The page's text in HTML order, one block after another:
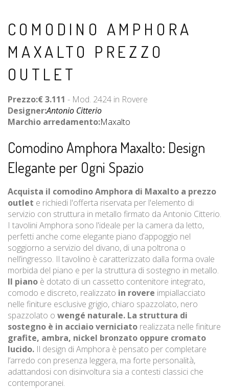
COMODINO AMPHORA
MAXALTO PREZZO
OUTLET
Prezzo:€ 3.111 - Mod. 2424 in Rovere
Designer:Antonio Citterio
Marchio arredamento:Maxalto
Comodino Amphora Maxalto: Design
Elegante per Ogni Spazio
Acquista il comodino Amphora di Maxalto a prezzo
outlet e richiedi l'offerta riservata per l'elemento di
servizio con struttura in metallo firmato da Antonio Citterio.
I tavolini Amphora sono l'ideale per la camera da letto,
perfetti anche come elegante piano d’appoggio nel
soggiorno a servizio del divano, di una poltrona o
nell’ingresso. Il tavolino è caratterizzato dalla forma ovale
morbida del piano e per la struttura di sostegno in metallo.
Il piano è dotato di un cassetto contenitore integrato,
comodo e discreto, realizzato in rovere impiallacciato
nelle finiture esclusive grigio, chiaro spazzolato, nero
spazzolato o wengé naturale. La struttura di
sostegno è in acciaio verniciato realizzata nelle finiture
grafite, ambra, nickel bronzato oppure cromato
lucido. Il design di Amphora è pensato per completare
l’arredo con presenza leggera, ma forte personalità,
adattandosi con disinvoltura sia a contesti classici che
contemporanei.